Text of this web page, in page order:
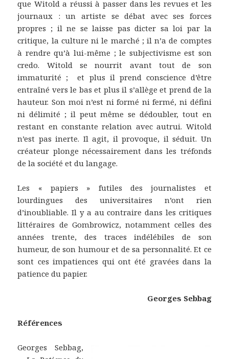
que Witold a réussi à passer dans les revues et les
journaux : un artiste se débat avec ses forces
propres ; il ne se laisse pas dicter sa loi par la
critique, la culture ni le marché ; il n’a de comptes
à rendre qu’à lui-même ; le subjectivisme est son
credo. Witold se nourrit avant tout de son
immaturité ; et plus il prend conscience d’être
entraîné vers le bas et plus il s’allège et prend de la
hauteur. Son moi n’est ni formé ni fermé, ni défini
ni délimité ; il peut même se dédoubler, tout en
restant en constante relation avec autrui. Witold
n’est pas inerte. Il agit, il provoque, il séduit. Un
créateur plonge nécessairement dans les tréfonds
de la société et du langage.
Les « papiers » futiles des journalistes et
lourdingues des universitaires n’ont rien
d’inoubliable. Il y a au contraire dans les critiques
littéraires de Gombrowicz, notamment celles des
années trente, des traces indélébiles de son
humeur, de son humour et de sa personnalité. Et ce
sont ces impatiences qui ont été gravées dans la
patience du papier.
Georges Sebbag
Références
Georges Sebbag,